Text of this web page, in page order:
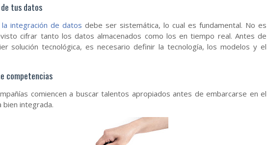
tus datos
integración de datos debe ser sistemática, lo cual es fundamental. No es
cifrar tanto los datos almacenados como los en tiempo real. Antes de
solución tecnológica, es necesario definir la tecnología, los modelos y el
competencias
comiencen a buscar talentos apropiados antes de embarcarse en el
bien integrada.